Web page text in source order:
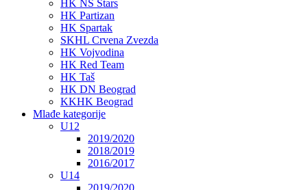
HK NS Stars
HK Partizan
HK Spartak
SKHL Crvena Zvezda
HK Vojvodina
HK Red Team
HK Taš
HK DN Beograd
KKHK Beograd
Mlađe kategorije
U12
2019/2020
2018/2019
2016/2017
U14
2019/2020